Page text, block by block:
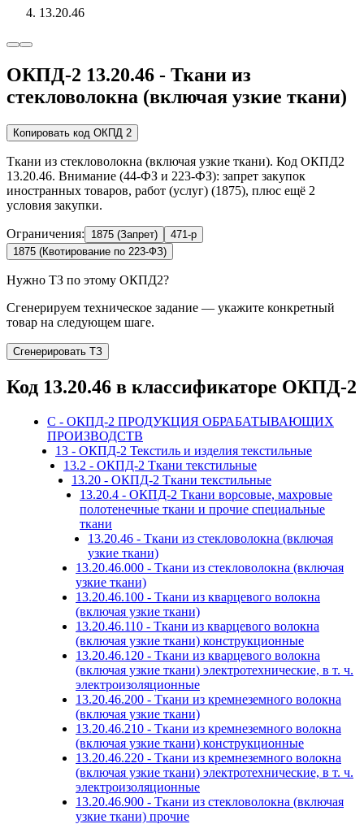
13.20.46
ОКПД-2 13.20.46 - Ткани из
стекловолокна (включая узкие ткани)
Копировать код ОКПД 2
Ткани из стекловолокна (включая узкие ткани). Код ОКПД2
13.20.46. Внимание (44-ФЗ и 223-ФЗ): запрет закупок
иностранных товаров, работ (услуг) (1875), плюс ещё 2
условия закупки.
Ограничения: 1875 (Запрет)
471-р
1875 (Квотирование по 223-ФЗ)
Нужно ТЗ по этому ОКПД2?
Сгенерируем техническое задание — укажите конкретный
товар на следующем шаге.
Сгенерировать ТЗ
Код 13.20.46 в классификаторе ОКПД-2
C - ОКПД-2 ПРОДУКЦИЯ ОБРАБАТЫВАЮЩИХ
ПРОИЗВОДСТВ
13 - ОКПД-2 Текстиль и изделия текстильные
13.2 - ОКПД-2 Ткани текстильные
13.20 - ОКПД-2 Ткани текстильные
13.20.4 - ОКПД-2 Ткани ворсовые, махровые
полотенечные ткани и прочие специальные
ткани
13.20.46 - Ткани из стекловолокна (включая
узкие ткани)
13.20.46.000 - Ткани из стекловолокна (включая
узкие ткани)
13.20.46.100 - Ткани из кварцевого волокна
(включая узкие ткани)
13.20.46.110 - Ткани из кварцевого волокна
(включая узкие ткани) конструкционные
13.20.46.120 - Ткани из кварцевого волокна
(включая узкие ткани) электротехнические, в т. ч.
электроизоляционные
13.20.46.200 - Ткани из кремнеземного волокна
(включая узкие ткани)
13.20.46.210 - Ткани из кремнеземного волокна
(включая узкие ткани) конструкционные
13.20.46.220 - Ткани из кремнеземного волокна
(включая узкие ткани) электротехнические, в т. ч.
электроизоляционные
13.20.46.900 - Ткани из стекловолокна (включая
узкие ткани) прочие